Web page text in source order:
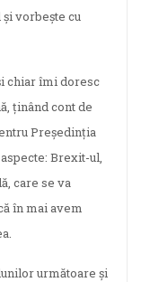
şi vorbeşte cu
chiar îmi doresc
ţinând cont de
Preşedinţia
Brexit-ul,
care se va
în mai avem
următoare şi